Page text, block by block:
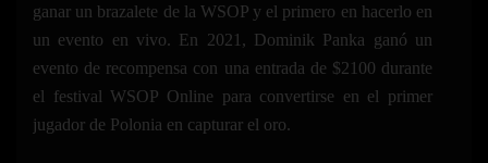
ganar un brazalete de la WSOP y el primero en hacerlo en
un evento en vivo. En 2021, Dominik Panka ganó un
evento de recompensa con una entrada de $2100 durante
el festival WSOP Online para convertirse en el primer
jugador de Polonia en capturar el oro.